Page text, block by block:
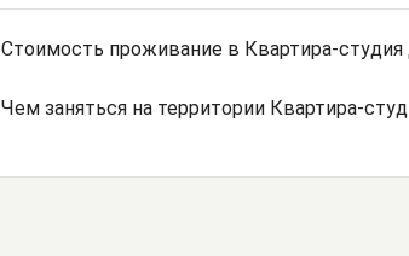
Стоимость проживание в Квартира-
Чем заняться на территории Квартира-